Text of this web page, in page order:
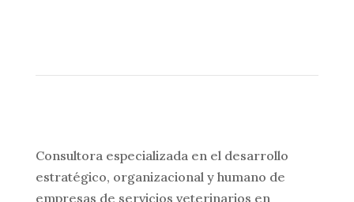
Consultora especializada en el desarrollo
estratégico, organizacional y humano de
empresas de servicios veterinarios en